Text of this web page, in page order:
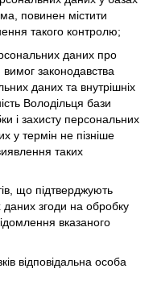
повинен містити
такого контролю;
даних про
законодавства
даних та внутрішніх
Володільця бази
і захисту персональних
у термін не пізніше
таких
що підтверджують
згоди на обробку
вказаного
відповідальна особа